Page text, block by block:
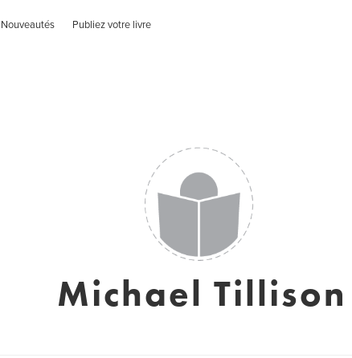
Nouveautés Publiez votre livre
Michael Tillison